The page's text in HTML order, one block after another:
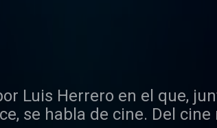
Luis Herrero en el que,
se habla de cine. Del